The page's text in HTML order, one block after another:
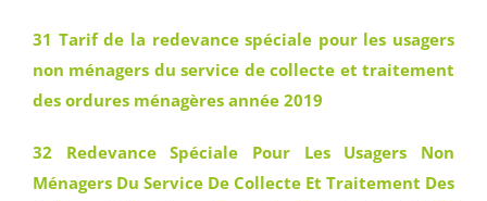
31 Tarif de la redevance spéciale pour les usagers
non ménagers du service de collecte et traitement
des ordures ménagères année 2019
32 Redevance Spéciale Pour Les Usagers Non
Ménagers Du Service De Collecte Et Traitement Des